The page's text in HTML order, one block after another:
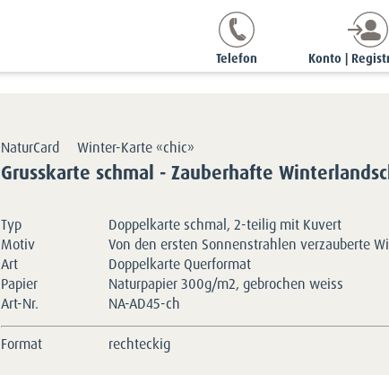
Telefon Konto |
Grusskarte schmal -
NaturCard Winter-Karte «chic»
Grusskarte schmal - Zauberhafte
Typ
Doppelkarte schmal, 2-teilig mit Kuvert
Motiv
Von den ersten Sonnenstrahlen verzauberte
Art
Doppelkarte Querformat
Papier
Naturpapier 300g/m2, gebrochen weiss
Art-Nr.
NA-AD45-ch
Format rechteckig